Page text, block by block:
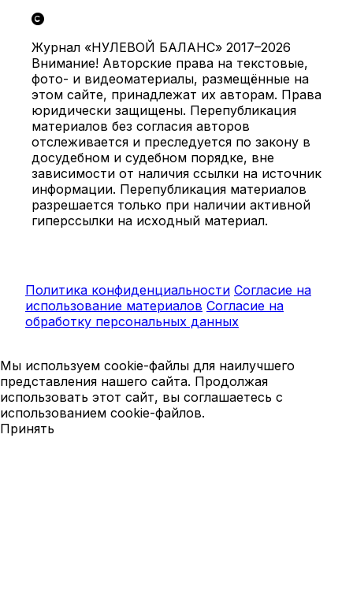
Журнал «НУЛЕВОЙ БАЛАНС» 2017–2026
Внимание! Авторские права на текстовые,
фото- и видеоматериалы, размещённые на
этом сайте, принадлежат их авторам. Права
юридически защищены. Перепубликация
материалов без согласия авторов
отслеживается и преследуется по закону в
досудебном и судебном порядке, вне
зависимости от наличия ссылки на источник
информации. Перепубликация материалов
разрешается только при наличии активной
гиперссылки на исходный материал.
Политика конфиденциальности Согласие на
использование материалов Согласие на
обработку персональных данных
Мы используем cookie-файлы для наилучшего
представления нашего сайта. Продолжая
использовать этот сайт, вы соглашаетесь с
использованием cookie-файлов.
Принять